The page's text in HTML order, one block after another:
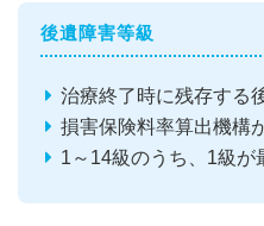
後遺障害等級
治療終了時に残存する
損害保険料率算出機構
1～14級のうち、1級が